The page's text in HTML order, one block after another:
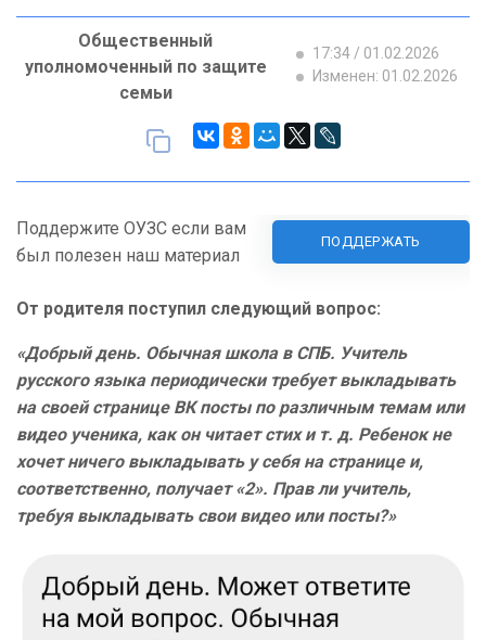
Общественный
уполномоченный по защите
семьи
17:34 / 01.02.2026
Изменен: 01.02.2026
Поддержите ОУЗС если вам
был полезен наш материал
ПОДДЕРЖАТЬ
От родителя поступил следующий вопрос:
«Добрый день. Обычная школа в СПБ. Учитель
русского языка периодически требует выкладывать
на своей странице ВК посты по различным темам или
видео ученика, как он читает стих и т. д. Ребенок не
хочет ничего выкладывать у себя на странице и,
соответственно, получает «2». Прав ли учитель,
требуя выкладывать свои видео или посты?»